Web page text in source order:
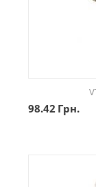
98.42 Грн.